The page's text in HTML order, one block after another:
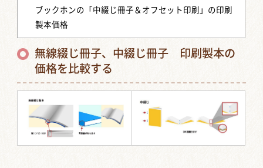
ブックホンの「中綴じ冊子＆オフセット印刷」の印刷
製本価格
無線綴じ冊子、中綴じ冊子 印刷製本の
価格を比較する